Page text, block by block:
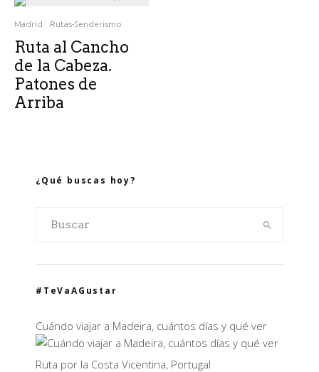
Madrid Rutas-Senderismo
Ruta al Cancho
de la Cabeza.
Patones de
Arriba
¿Qué buscas hoy?
#TeVaAGustar
Cuándo viajar a Madeira, cuántos días y qué ver
Ruta por la Costa Vicentina, Portugal